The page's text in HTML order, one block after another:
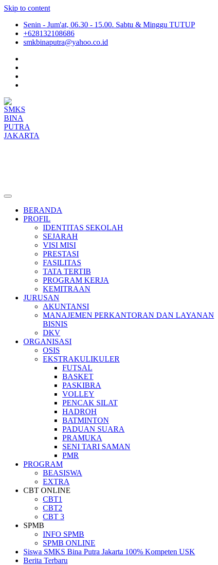
Skip to content
Senin - Jum'at, 06.30 - 15.00. Sabtu & Minggu TUTUP
+628132108686
smkbinaputra@yahoo.co.id
BERANDA
PROFIL
IDENTITAS SEKOLAH
SEJARAH
VISI MISI
PRESTASI
FASILITAS
TATA TERTIB
PROGRAM KERJA
KEMITRAAN
JURUSAN
AKUNTANSI
MANAJEMEN PERKANTORAN DAN LAYANAN
BISNIS
DKV
ORGANISASI
OSIS
EKSTRAKULIKULER
FUTSAL
BASKET
PASKIBRA
VOLLEY
PENCAK SILAT
HADROH
BATMINTON
PADUAN SUARA
PRAMUKA
SENI TARI SAMAN
PMR
PROGRAM
BEASISWA
EXTRA
CBT ONLINE
CBT1
CBT2
CBT 3
SPMB
INFO SPMB
SPMB ONLINE
Siswa SMKS Bina Putra Jakarta 100% Kompeten USK
Berita Terbaru